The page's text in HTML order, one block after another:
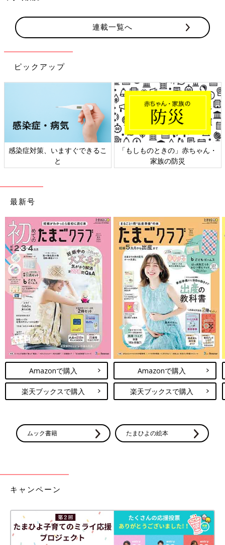
連載一覧へ
ピックアップ
・
日本外来小児科学会リーフレッ
ト検討会
六星占術 細木かおりさんの人
相談
最新号
Amazonで購入
楽天ブックスで購入
Amazonで購入
楽天ブックスで購入
ムック書籍 たまひよの絵本
キャンペーン